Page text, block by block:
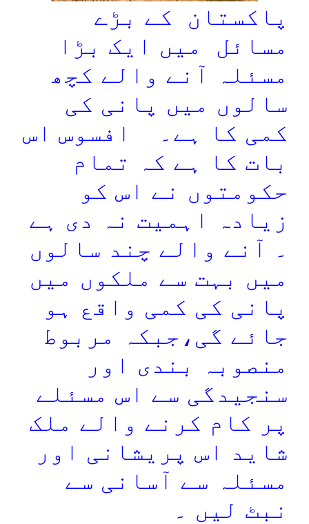
پاکستان کے بڑے
مسائل ميں ایک بڑا
مسئلہ آنے والے کچھ
سالوں میں پانی کی
کمی کا ہے۔ افسوس اس
بات کا ہے کہ تمام
حکومتوں نے اس کو
زیادہ اہمیت نہ دی ہے
۔ آنے والے چند سالوں
میں بہت سے ملکوں میں
پانی کی کمی واقع ہو
جائے گی،جبکہ مربوط
منصوبہ بندی اور
سنجیدگی سے اس مسئلے
پر کام کرنے والے ملک
شاید اس پریشانی اور
مسئلہ سے آسانی سے
نبٹ لیں ۔